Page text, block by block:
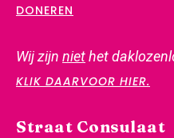
DONEREN
Wij zijn niethet
KLIK DAARVOOR HIER.
Straat Consulaat